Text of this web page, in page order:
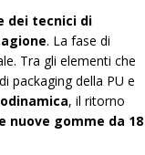
dei tecnici di
. La fase di
Tra gli elementi che
packaging della PU e
, il ritorno
nuove gomme da 18